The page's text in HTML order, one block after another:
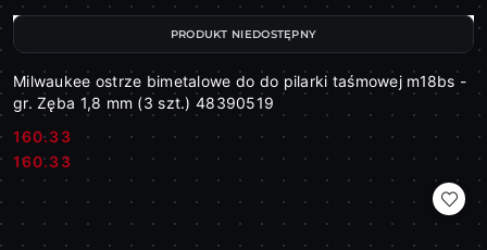
Milwaukee ostrze bimetalowe do do pilarki taśmowej m18bs -
gr. Zęba 1,8 mm (3 szt.) 48390519
Cena:
160.33
Cena:
160.33
PRODUKT NIEDOSTĘPNY